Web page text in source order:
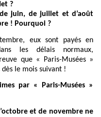
?
de juin, de juillet et d’août
! Pourquoi ?
eux sont payés en
les délais normaux,
que « Paris-Musées »
le mois suivant !
par « Paris-Musées »
et de novembre ne